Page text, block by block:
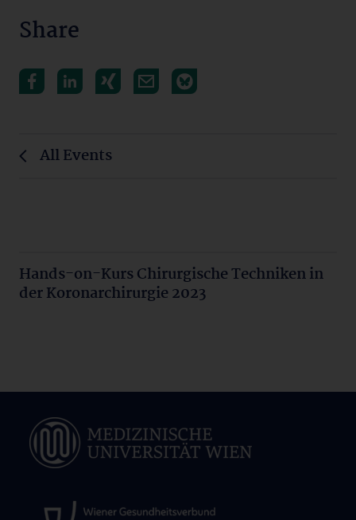
Share
All Events
Hands-on-Kurs Chirurgische Techniken in
der Koronarchirurgie 2023